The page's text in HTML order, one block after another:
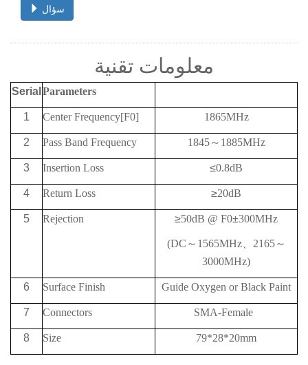
سؤال
معلومات تقنية
Serial Parameters
1 Center Frequency[F0] 1865MHz
2 Pass Band Frequency 1845～ 1885MHz
3 Insertion Loss ≤0.8dB
4 Return Loss ≥20dB
5 Rejection ≥50dB @ F0±300MHz
(DC ～ 1565MHz、 2165～
3000MHz)
6 Surface Finish Guide Oxygen or Black Paint
7 Connectors SMA-Female
8 Size 79*28*20mm